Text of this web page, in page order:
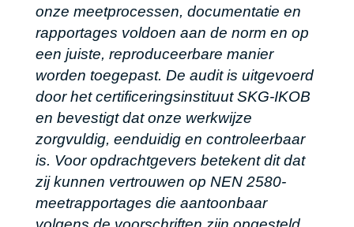
onze meetprocessen, documentatie en
rapportages voldoen aan de norm en op
een juiste, reproduceerbare manier
worden toegepast. De audit is uitgevoerd
door het certificeringsinstituut SKG-IKOB
en bevestigt dat onze werkwijze
zorgvuldig, eenduidig en controleerbaar
is. Voor opdrachtgevers betekent dit dat
zij kunnen vertrouwen op NEN 2580-
meetrapportages die aantoonbaar